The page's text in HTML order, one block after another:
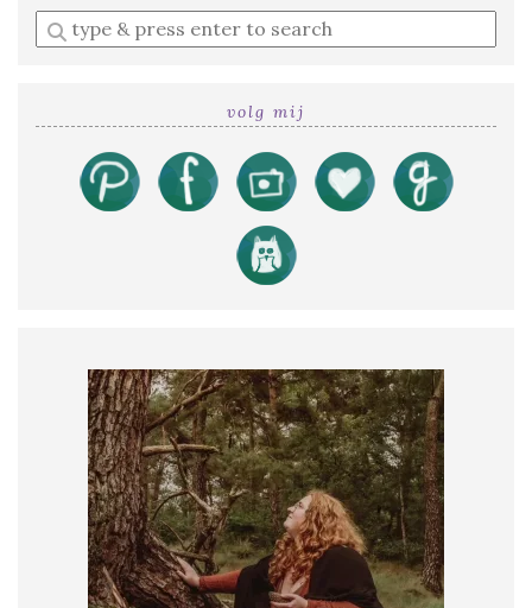
Enter
a
volg mij